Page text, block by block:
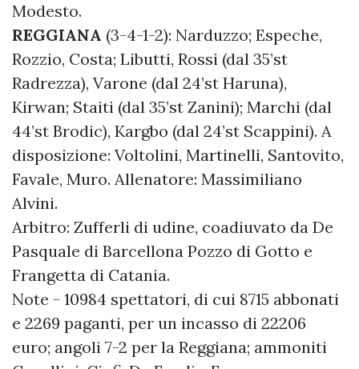
Modesto.
REGGIANA (3-4-1-2): Narduzzo; Espeche,
Rozzio, Costa; Libutti, Rossi (dal 35’st
Radrezza), Varone (dal 24’st Haruna),
Kirwan; Staiti (dal 35’st Zanini); Marchi (dal
44’st Brodic), Kargbo (dal 24’st Scappini). A
disposizione: Voltolini, Martinelli, Santovito,
Favale, Muro. Allenatore: Massimiliano
Alvini.
Arbitro: Zufferli di udine, coadiuvato da De
Pasquale di Barcellona Pozzo di Gotto e
Frangetta di Catania.
Note - 10984 spettatori, di cui 8715 abbonati
e 2269 paganti, per un incasso di 22206
euro; angoli 7-2 per la Reggiana; ammoniti